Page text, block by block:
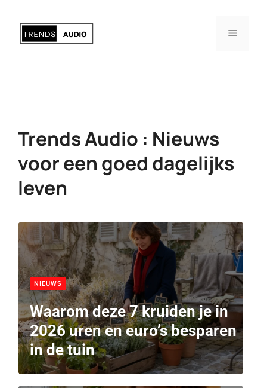
naar
Menu
Trends Audio : Nieuws
voor een goed dagelijks
leven
NIEUWS
Waarom deze 7 kruiden je in
2026 uren en euro’s besparen
in de tuin